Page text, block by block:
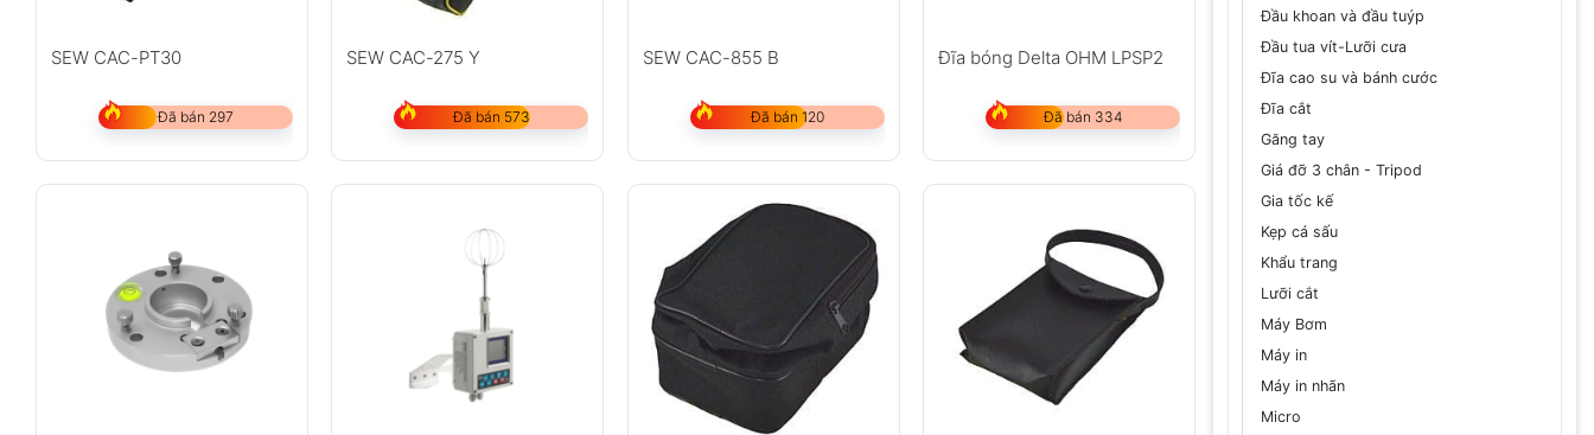
Đầu khoan và đầu tuýp
Đầu tua vít-Lưỡi cưa
Đĩa cao su và bánh cước
Đĩa cắt
Găng tay
Giá đỡ 3 chân - Tripod
Gia tốc kế
Kẹp cá sấu
Khẩu trang
Lưỡi cắt
Máy Bơm
Máy in
Máy in nhãn
Micro
SEW CAC-PT30
Đã bán 297
SEW CAC-275 Y
Đã bán 573
SEW CAC-855 B
Đã bán 120
Đĩa bóng Delta OHM LPSP2
Đã bán 334